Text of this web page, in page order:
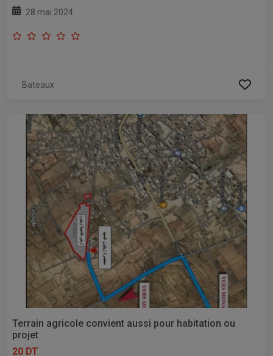
28 mai 2024
Bateaux
Terrain agricole convient aussi pour habitation ou
projet
20 DT